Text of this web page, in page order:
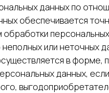
данных по
обеспечивается
обработки
или неточных
в
данных,